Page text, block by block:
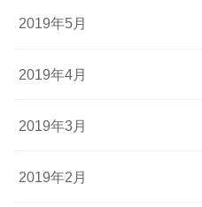
2019年5月
2019年4月
2019年3月
2019年2月